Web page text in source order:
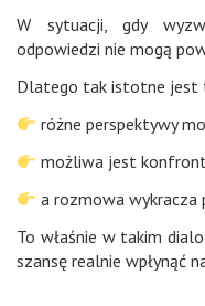
W sytuacji, gdy
odpowiedzi nie mogą
Dlatego tak istotne jest
różne perspektywy
możliwa jest
a rozmowa wykracza
To właśnie w takim
szansę realnie wpłynąć